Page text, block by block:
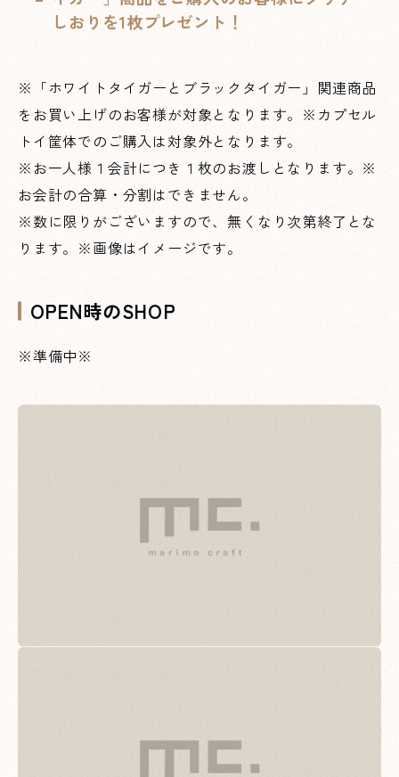
しおりを1枚プレゼント！
※「ホワイトタイガーとブラックタイガー」関連商品
をお買い上げのお客様が対象となります。※カプセル
トイ筐体でのご購入は対象外となります。
※お一人様１会計につき１枚のお渡しとなります。※
お会計の合算・分割はできません。
※数に限りがございますので、無くなり次第終了とな
ります。※画像はイメージです。
OPEN時のSHOP
※準備中※